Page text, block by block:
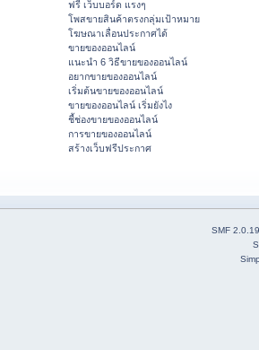
ฟรี เว็บบอร์ด แรงๆ
โพสขายสินค้าตรงกลุ่มเป้าหมาย
โฆษณาเลื่อนประกาศได้
ขายของออนไลน์
แนะนำ 6 วิธีขายของออนไลน์
อยากขายของออนไลน์
เริ่มต้นขายของออนไลน์
ขายของออนไลน์ เริ่มยังไง
ชี้ช่องขายของออนไลน์
การขายของออนไลน์
สร้างเว็บฟรีประกาศ
SMF 2.0.19